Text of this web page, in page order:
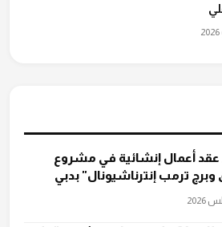
عقد أعمال إنشائية في مشروع
ترمب إنترناشيونال" بدبي